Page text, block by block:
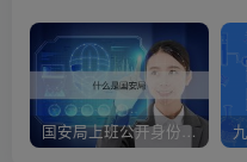
国安局上班公开身份是什么（国安身份对家人保密吗）